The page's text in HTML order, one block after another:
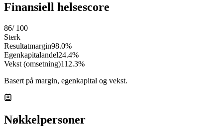
Finansiell helsescore
86/ 100
Sterk
Resultatmargin98.0%
Egenkapitalandel24.4%
Vekst (omsetning)112.3%
Basert på margin, egenkapital og vekst.
Nøkkelpersoner